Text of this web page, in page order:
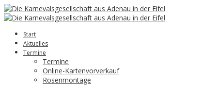
Start
Aktuelles
Termine
Termine
Online-Kartenvorverkauf
Rosenmontage